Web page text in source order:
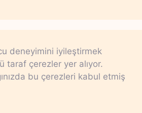
deneyimini iyileştirmek
taraf çerezler yer alıyor.
bu çerezleri kabul etmiş